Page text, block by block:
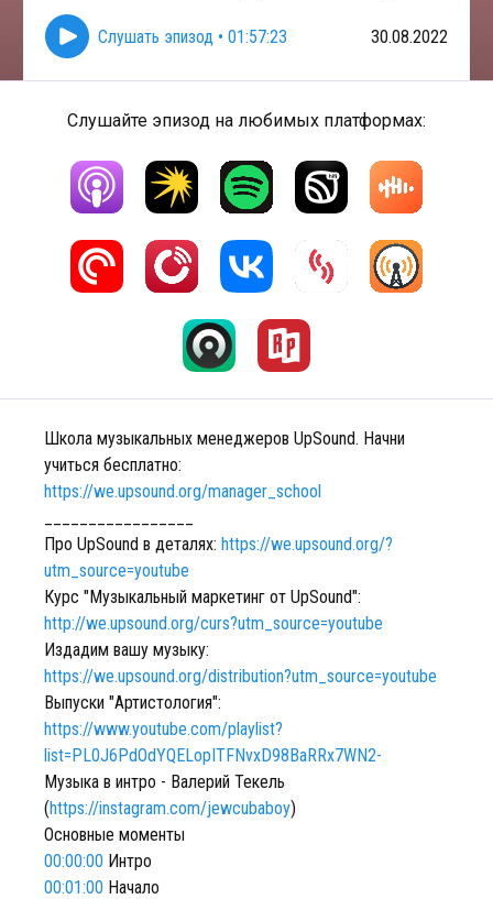
Слушать эпизод • 01:57:23 30.08.2022
Слушайте эпизод на любимых платформах:
Школа музыкальных менеджеров UpSound. Начни
учиться бесплатно:
https://we.upsound.org/manager_school
Про UpSound в деталях: https://we.upsound.org/?
utm_source=youtube
Курс "Музыкальный маркетинг от UpSound":
http://we.upsound.org/curs?utm_source=youtube
Издадим вашу музыку:
https://we.upsound.org/distribution?utm_source=youtube
Выпуски "Артистология":
https://www.youtube.com/playlist?
list=PL0J6PdOdYQELopITFNvxD98BaRRx7WN2-
Музыка в интро - Валерий Текель
(https://instagram.com/jewcubaboy)
Основные моменты
00:00:00 Интро
00:01:00 Начало